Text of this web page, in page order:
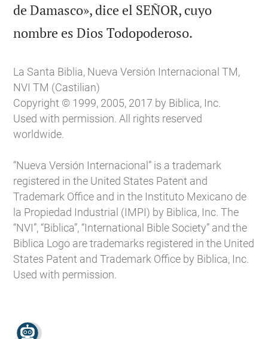
de Damasco», dice el SEÑOR, cuyo
nombre es Dios Todopoderoso.
La Santa Biblia, Nueva Versión Internacional TM,
NVI TM (Castilian)
Copyright © 1999, 2005, 2017 by Biblica, Inc.
Used with permission. All rights reserved
worldwide.
“Nueva Versión Internacional” is a trademark
registered in the United States Patent and
Trademark Office and in the Instituto Mexicano de
la Propiedad Industrial (IMPI) by Biblica, Inc. The
“NVI”, “Biblica”, “International Bible Society” and the
Biblica Logo are trademarks registered in the United
States Patent and Trademark Office by Biblica, Inc.
Used with permission.